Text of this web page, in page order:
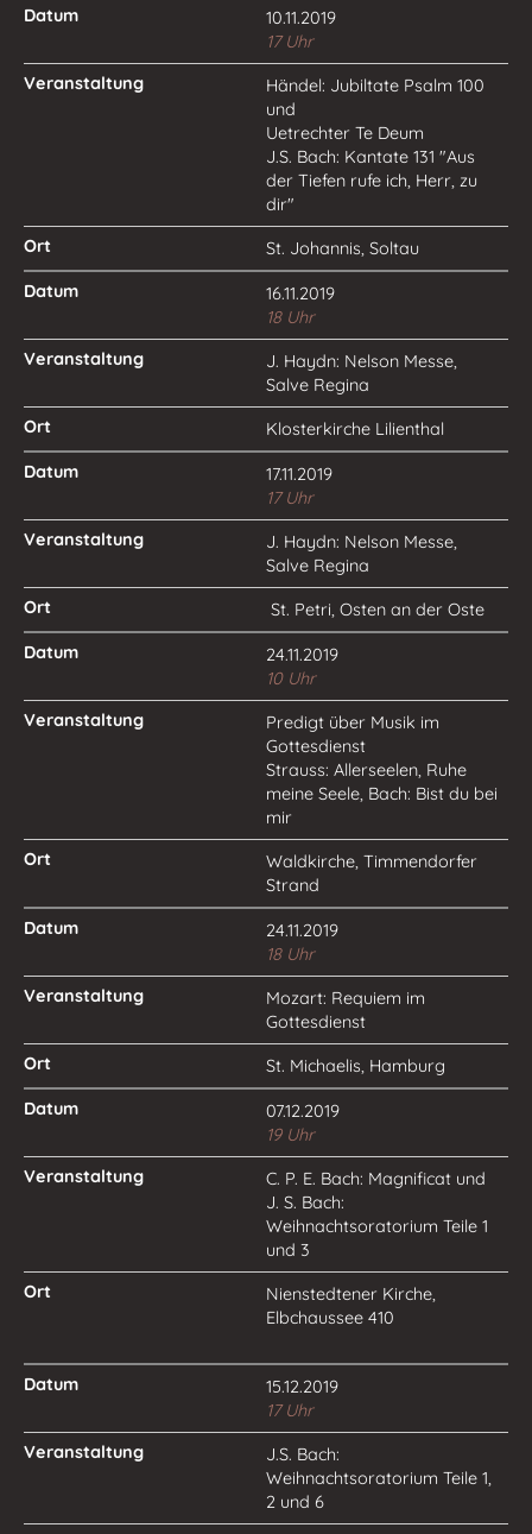
10.11.2019
17 Uhr
Händel: Jubiltate Psalm 100
und
Uetrechter Te Deum
J.S. Bach: Kantate 131 "Aus
der Tiefen rufe ich, Herr, zu
dir"
St. Johannis, Soltau
16.11.2019
18 Uhr
J. Haydn: Nelson Messe,
Salve Regina
Klosterkirche Lilienthal
17.11.2019
17 Uhr
J. Haydn: Nelson Messe,
Salve Regina
St. Petri, Osten an der Oste
24.11.2019
10 Uhr
Predigt über Musik im
Gottesdienst
Strauss: Allerseelen, Ruhe
meine Seele, Bach: Bist du bei
mir
Waldkirche, Timmendorfer
Strand
24.11.2019
18 Uhr
Mozart: Requiem im
Gottesdienst
St. Michaelis, Hamburg
07.12.2019
19 Uhr
C. P. E. Bach: Magnificat und
J. S. Bach:
Weihnachtsoratorium Teile 1
und 3
Nienstedtener Kirche,
Elbchaussee 410
15.12.2019
17 Uhr
J.S. Bach:
Weihnachtsoratorium Teile 1,
2 und 6